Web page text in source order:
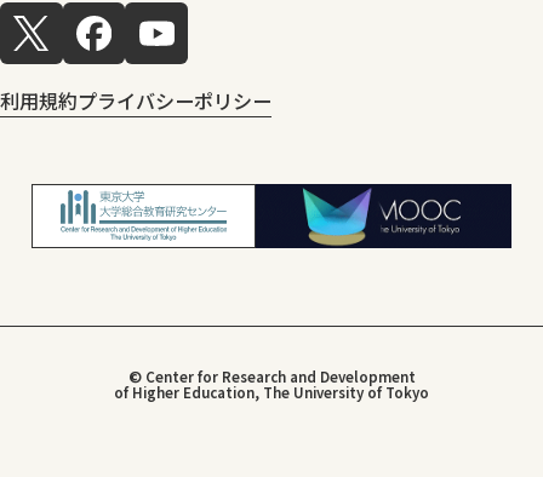
利用規約プライバシーポリシー
© Center for Research and Development
of Higher Education, The University of Tokyo